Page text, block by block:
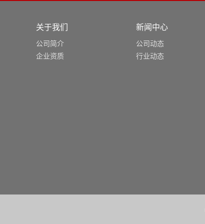
关于我们
公司简介
企业资质
新闻中心
公司动态
行业动态